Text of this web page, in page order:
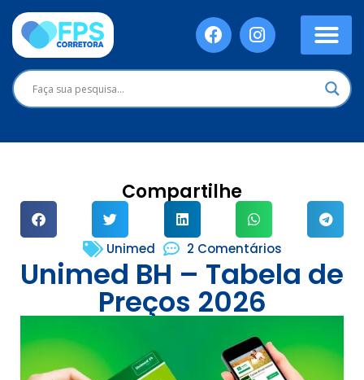
Compartilhe
Unimed 2 Comentários
Unimed BH – Tabela de
Preços 2026